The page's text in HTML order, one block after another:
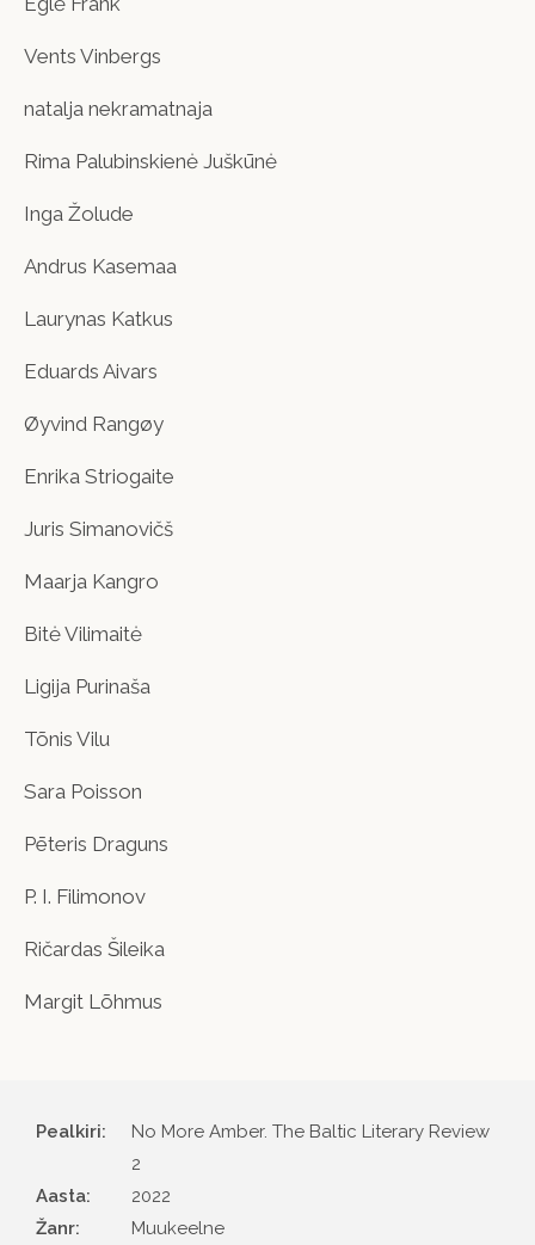
Vents Vinbergs
natalja nekramatnaja
Rima Palubinskienė Juškūnė
Inga Žolude
Andrus Kasemaa
Laurynas Katkus
Eduards Aivars
Øyvind Rangøy
Enrika Striogaite
Juris Simanovičš
Maarja Kangro
Bitė Vilimaitė
Ligija Purinaša
Tõnis Vilu
Sara Poisson
Pēteris Draguns
P. I. Filimonov
Ričardas Šileika
Margit Lõhmus
Pealkiri:
No More Amber. The Baltic Literary Review
2
Aasta
2022
Žanr
Muukeelne